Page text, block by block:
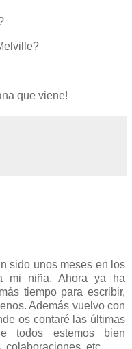
que viene!
sido unos meses en los
mi niña. Ahora ya ha
tiempo para escribir,
Además vuelvo con
os contaré las últimas
todos estemos bien
colaboraciones, etc.